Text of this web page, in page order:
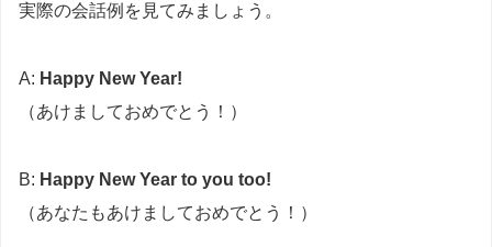
実際の会話例を見てみましょう。
A: Happy New Year!
（あけましておめでとう！）
B: Happy New Year to you too!
（あなたもあけましておめでとう！）